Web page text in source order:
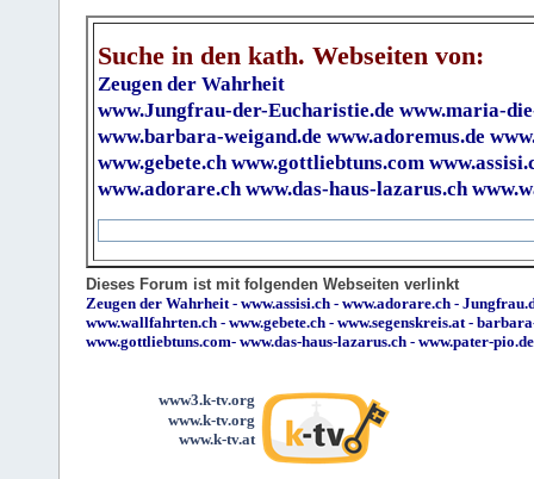
Suche in den kath. Webseiten von:
Zeugen der Wahrheit
www.Jungfrau-der-Eucharistie.de www.maria-
www.barbara-weigand.de www.adoremus.de
www.gebete.ch www.gottliebtuns.com
www.adorare.ch www.das-haus-lazarus.ch
Dieses Forum ist mit folgenden Webseiten verlinkt
Zeugen der Wahrheit- www.assisi.ch - www.adorare.ch -
www.wallfahrten.ch - www.gebete.ch - www.segenskreis.at-
www.gottliebtuns.com- www.das-haus-lazarus.ch - www.pater-pio.de
www3.k-tv.org
www.k-tv.org
www.k-tv.at